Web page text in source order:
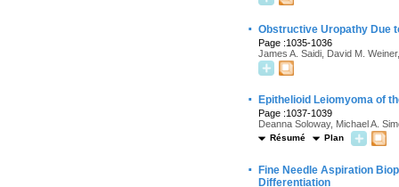
· Obstructive Uropathy Due
Page :1035-1036
James A. Saidi, David M.
· Epithelioid Leiomyoma of
Page :1037-1039
Deanna Soloway, Michael A.
Résumé Plan
·
Fine Needle Aspiration
Differentiation